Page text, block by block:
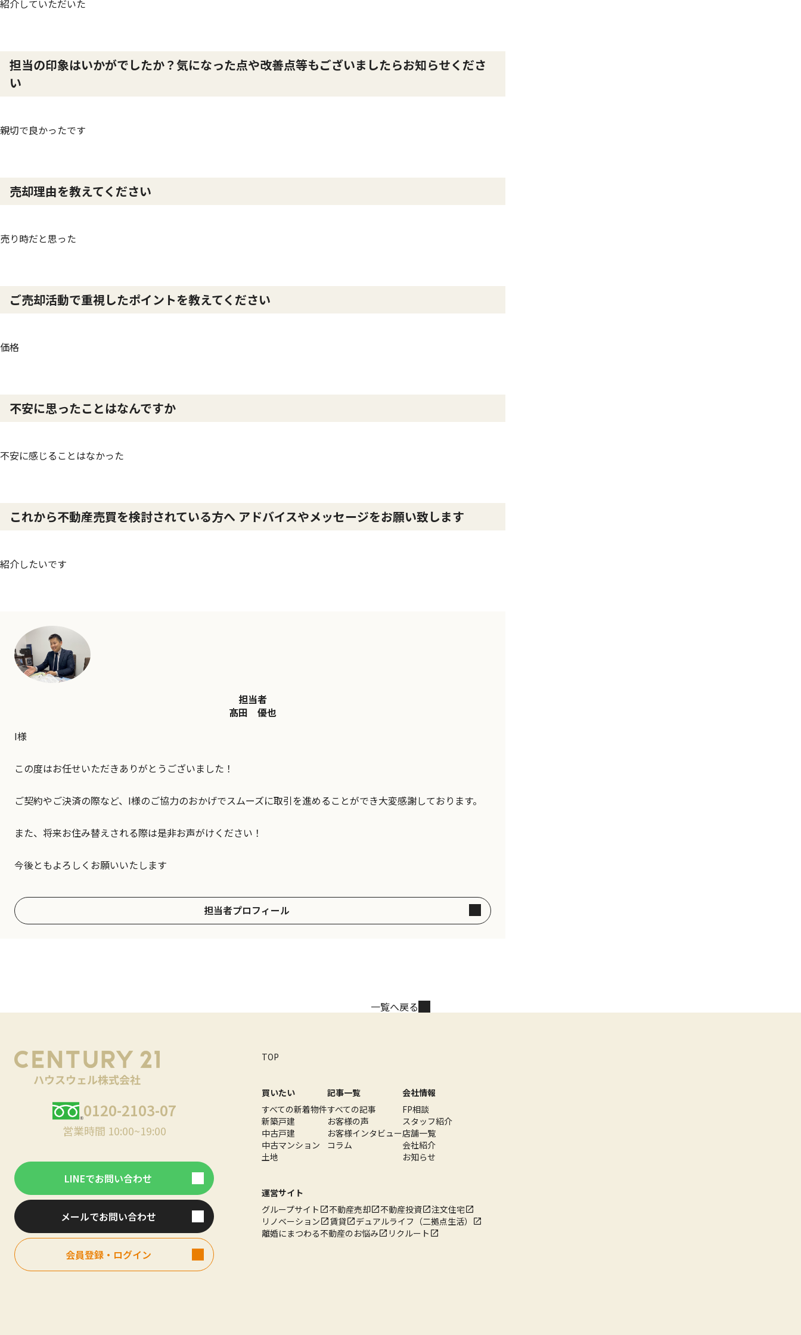
紹介していただいた
担当の印象はいかがでしたか？気になった点や改善点等もございましたらお知らせくださ
い
親切で良かったです
売却理由を教えてください
売り時だと思った
ご売却活動で重視したポイントを教えてください
価格
不安に思ったことはなんですか
不安に感じることはなかった
これから不動産売買を検討されている方へ アドバイスやメッセージをお願い致します
紹介したいです
担当者
髙田 優也
I様
この度はお任せいただきありがとうございました！
ご契約やご決済の際など、I様のご協力のおかげでスムーズに取引を進めることができ大変感謝しております。
また、将来お住み替えされる際は是非お声がけください！
今後ともよろしくお願いいたします
担当者プロフィール
一覧へ戻る
0120-2103-07
営業時間 10:00~19:00
LINEでお問い合わせ
メールでお問い合わせ
会員登録・ログイン
TOP
買いたい
すべての新着物件
新築戸建
中古戸建
中古マンション
土地
記事一覧
すべての記事
お客様の声
お客様インタビュー
コラム
会社情報
FP相談
スタッフ紹介
店舗一覧
会社紹介
お知らせ
運営サイト
グループサイト
不動産売却 不動産投資
注文住宅
リノベーション
賃貸
デュアルライフ（二拠点生活）
離婚にまつわる不動産のお悩み
リクルート